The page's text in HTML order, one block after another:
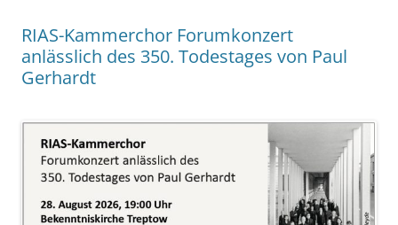
RIAS-Kammerchor Forumkonzert
anlässlich des 350. Todestages von Paul
Gerhardt